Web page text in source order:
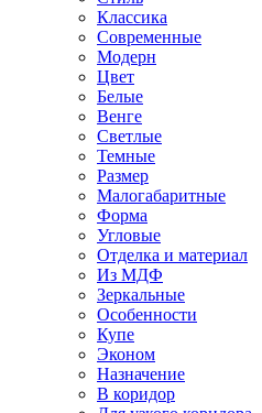
Классика
Современные
Модерн
Цвет
Белые
Венге
Светлые
Темные
Размер
Малогабаритные
Форма
Угловые
Отделка и материал
Из МДФ
Зеркальные
Особенности
Купе
Эконом
Назначение
В коридор